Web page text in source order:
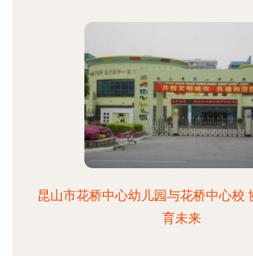
昆山市花桥中心幼儿园与花桥中心校
育未来